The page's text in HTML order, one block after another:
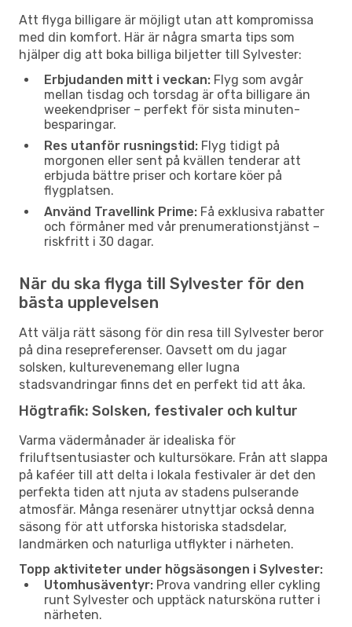
Att flyga billigare är möjligt utan att kompromissa
med din komfort. Här är några smarta tips som
hjälper dig att boka billiga biljetter till Sylvester:
Erbjudanden mitt i veckan: Flyg som avgår
mellan tisdag och torsdag är ofta billigare än
weekendpriser – perfekt för sista minuten-
besparingar.
Res utanför rusningstid: Flyg tidigt på
morgonen eller sent på kvällen tenderar att
erbjuda bättre priser och kortare köer på
flygplatsen.
Använd Travellink Prime: Få exklusiva rabatter
och förmåner med vår prenumerationstjänst –
riskfritt i 30 dagar.
När du ska flyga till Sylvester för den
bästa upplevelsen
Att välja rätt säsong för din resa till Sylvester beror
på dina resepreferenser. Oavsett om du jagar
solsken, kulturevenemang eller lugna
stadsvandringar finns det en perfekt tid att åka.
Högtrafik: Solsken, festivaler och kultur
Varma vädermånader är idealiska för
friluftsentusiaster och kultursökare. Från att slappa
på kaféer till att delta i lokala festivaler är det den
perfekta tiden att njuta av stadens pulserande
atmosfär. Många resenärer utnyttjar också denna
säsong för att utforska historiska stadsdelar,
landmärken och naturliga utflykter i närheten.
Topp aktiviteter under högsäsongen i Sylvester:
Utomhusäventyr: Prova vandring eller cykling
runt Sylvester och upptäck natursköna rutter i
närheten.